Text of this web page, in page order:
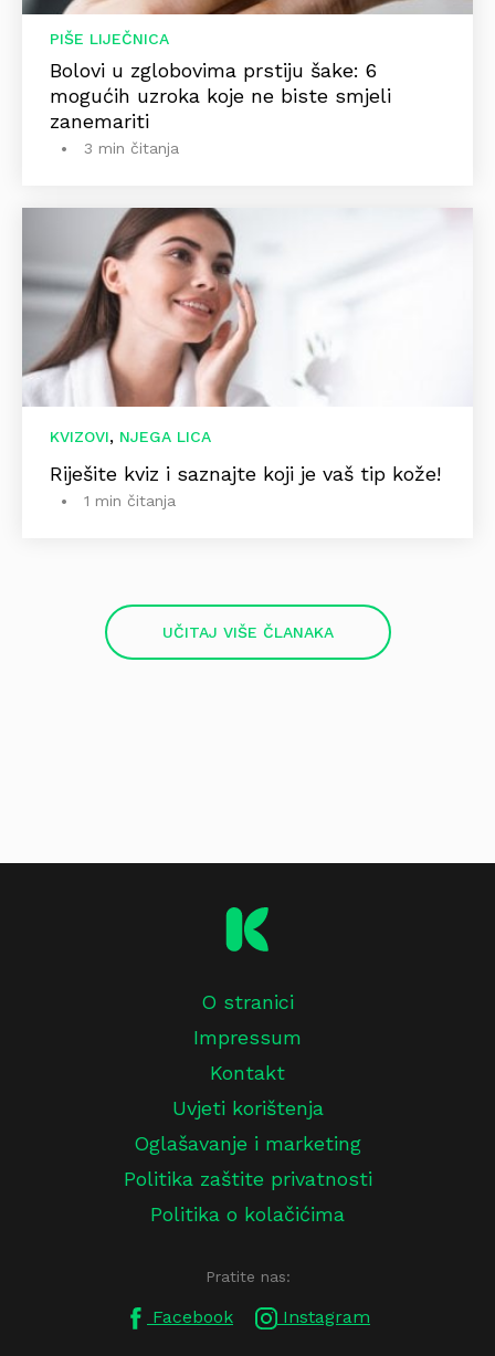
PIŠE LIJEČNICA
Bolovi u zglobovima prstiju šake: 6
mogućih uzroka koje ne biste smjeli
zanemariti
3 min čitanja
KVIZOVI, NJEGA LICA
Riješite kviz i saznajte koji je vaš tip kože!
1 min čitanja
UČITAJ VIŠE ČLANAKA
O stranici
Impressum
Kontakt
Uvjeti korištenja
Oglašavanje i marketing
Politika zaštite privatnosti
Politika o kolačićima
Pratite nas:
Facebook Instagram